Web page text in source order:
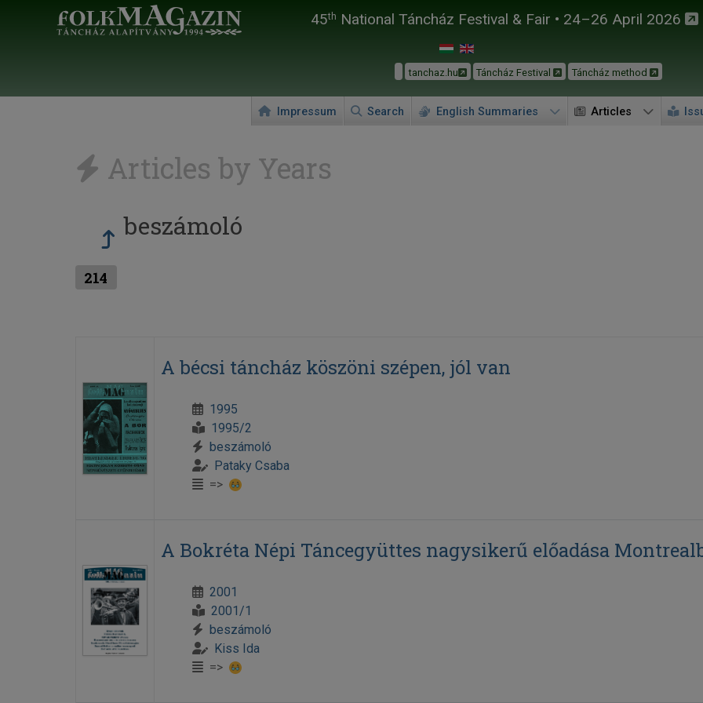
45th National Táncház Festival & Fair • 24–26 April 2026
tanchaz.hu Táncház Festival Táncház method
Impressum Search English Summaries Articles
Articles by Years
beszámoló
214
A bécsi táncház köszöni szépen, jól van
1995
1995/2
beszámoló
Pataky Csaba
=>
A Bokréta Népi Táncegyüttes nagysikerű előadása
2001
2001/1
beszámoló
Kiss Ida
=>